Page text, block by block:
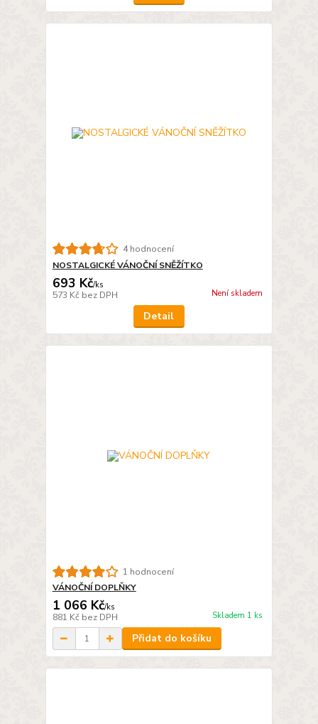
4 hodnocení
NOSTALGICKÉ VÁNOČNÍ SNĚŽÍTKO
693 Kč/ks
573 Kč bez DPH Není skladem
Detail
1 hodnocení
VÁNOČNÍ DOPLŇKY
1 066 Kč/ks
881 Kč bez DPH Skladem 1 ks
Přidat do košíku